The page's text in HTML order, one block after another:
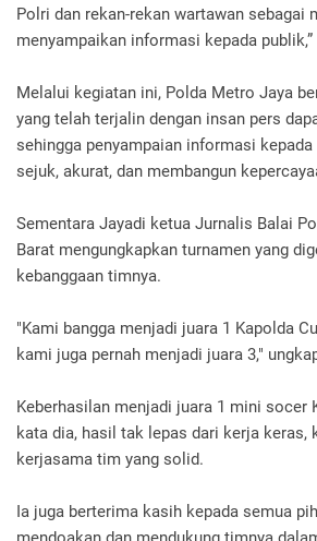
Polri dan rekan-rekan wartawan sebagai
menyampaikan informasi kepada
Melalui kegiatan ini, Polda Metro Jaya
yang telah terjalin dengan insan pers
sehingga penyampaian informasi
sejuk, akurat, dan membangun
Sementara Jayadi ketua Jurnalis Balai
Barat mengungkapkan turnamen yang
kebanggaan timnya.
"Kami bangga menjadi juara 1 Kapolda
kami juga pernah menjadi juara 3,"
Keberhasilan menjadi juara 1 mini socer
kata dia, hasil tak lepas dari kerja keras,
kerjasama tim yang solid.
Ia juga berterima kasih kepada semua